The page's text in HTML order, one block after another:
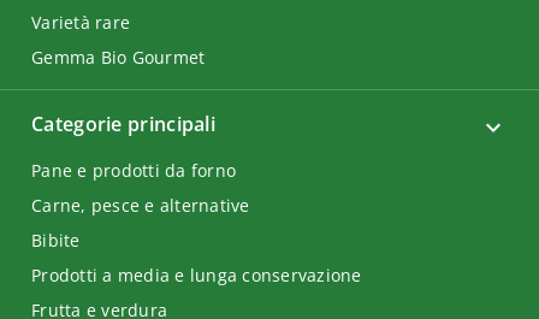
Categorie principali
Pane e prodotti da forno
Carne, pesce e alternative
Bibite
Prodotti a media e lunga conservazione
Frutta e verdura
Varietà rare
Gemma Bio Gourmet